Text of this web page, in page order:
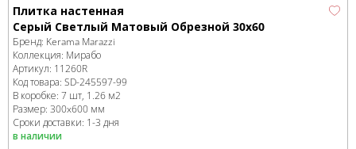
Плитка настенная
Серый Светлый Матовый Обрезной 30х60
Бренд: Kerama Marazzi
Коллекция: Мирабо
Артикул: 11260R
Код товара: SD-245597-99
В коробке: 7 шт, 1.26 м2
Размер: 300x600 мм
Сроки доставки: 1-3 дня
в наличии